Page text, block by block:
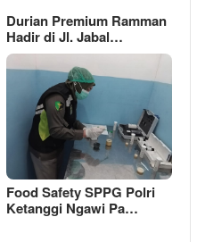
Durian Premium Ramman
Hadir di Jl. Jabal…
Food Safety SPPG Polri
Ketanggi Ngawi Pa…